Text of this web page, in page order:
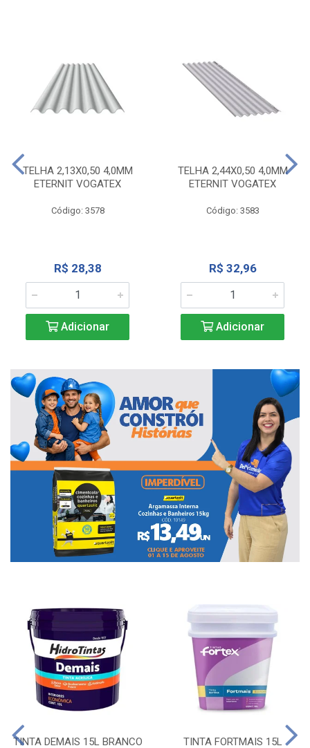
TELHA 2,13X0,50 4,0MM
ETERNIT VOGATEX
Código: 3578
R$ 28,38
Adicionar
TELHA 2,44X0,50 4,0MM
ETERNIT VOGATEX
Código: 3583
R$ 32,96
Adicionar
TINTA DEMAIS 15L BRANCO TINTA FORTMAIS 15L